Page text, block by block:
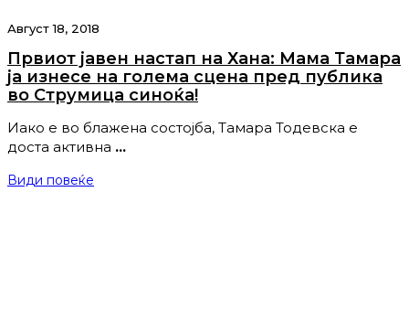
Август 18, 2018
Првиот јавен настап на Хана: Мама Тамара
ја изнесе на голема сцена пред публика
во Струмица синоќа!
Иако е во блажена состојба, Тамара Тодевска е
доста активна …
Види повеќе